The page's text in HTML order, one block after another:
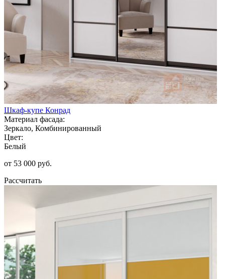
Шкаф-купе Конрад
Материал фасада:
Зеркало, Комбинированный
Цвет:
Белый
от 53 000 руб.
Рассчитать